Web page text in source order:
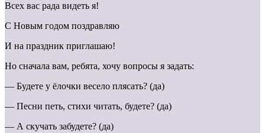
Всех вас рада видеть я!
С Новым годом поздравляю
И на праздник приглашаю!
Но сначала вам, ребята, хочу вопросы я задать:
— Будете у ёлочки весело плясать? (да)
— Песни петь, стихи читать, будете? (да)
— А скучать забудете? (да)